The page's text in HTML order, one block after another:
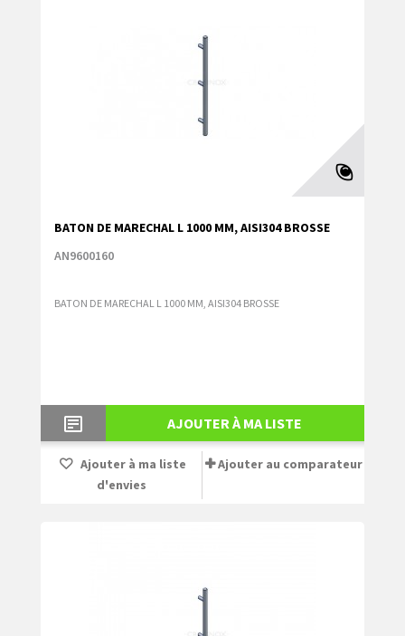
BATON DE MARECHAL L 1000 MM, AISI304 BROSSE
AN9600160
BATON DE MARECHAL L 1000 MM, AISI304 BROSSE
AJOUTER À MA LISTE
Ajouter à ma liste
d'envies
Ajouter au comparateur